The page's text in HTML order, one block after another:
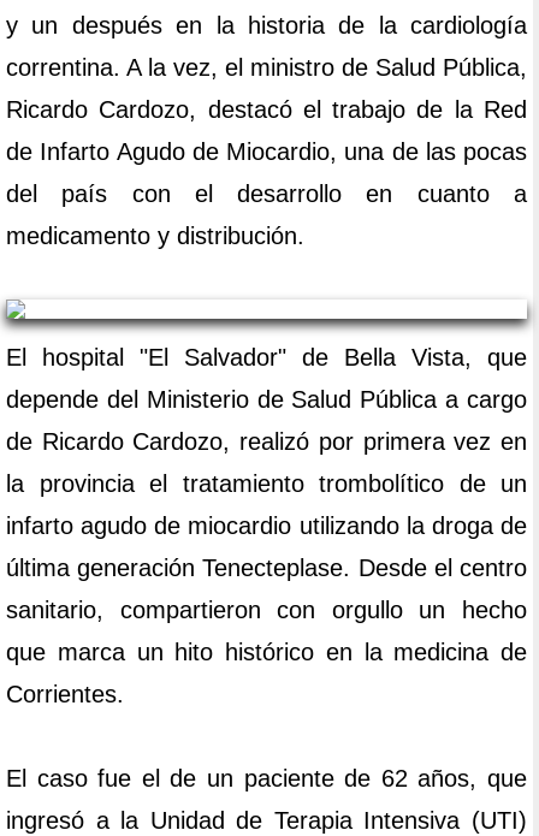
y un después en la historia de la cardiología
correntina. A la vez, el ministro de Salud Pública,
Ricardo Cardozo, destacó el trabajo de la Red
de Infarto Agudo de Miocardio, una de las pocas
del país con el desarrollo en cuanto a
medicamento y distribución.
El hospital "El Salvador" de Bella Vista, que
depende del Ministerio de Salud Pública a cargo
de Ricardo Cardozo, realizó por primera vez en
la provincia el tratamiento trombolítico de un
infarto agudo de miocardio utilizando la droga de
última generación Tenecteplase. Desde el centro
sanitario, compartieron con orgullo un hecho
que marca un hito histórico en la medicina de
Corrientes.
El caso fue el de un paciente de 62 años, que
ingresó a la Unidad de Terapia Intensiva (UTI)